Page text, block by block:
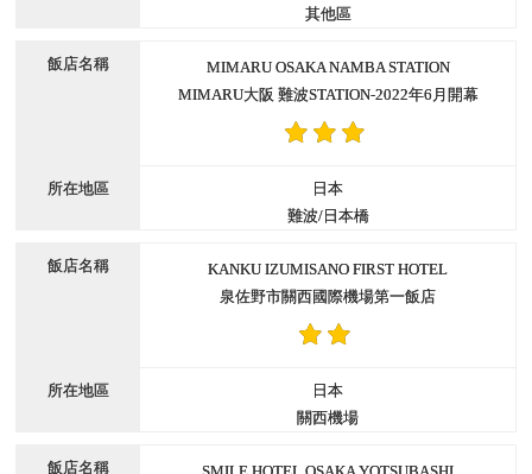
其他區
MIMARU OSAKA NAMBA STATION
MIMARU大阪 難波STATION-2022年6月開幕
日本
難波/日本橋
KANKU IZUMISANO FIRST HOTEL
泉佐野市關西國際機場第一飯店
日本
關西機場